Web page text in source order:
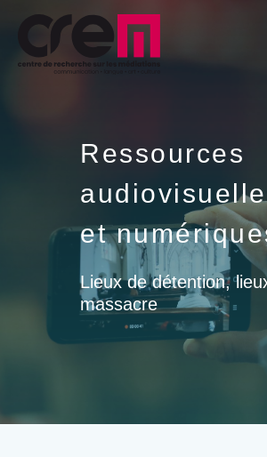
Ressources
et
Lieux de détention,
massacre